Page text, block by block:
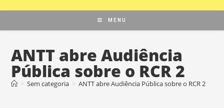
MENU
ANTT abre Audiência
Pública sobre o RCR 2
> Sem categoria > ANTT abre Audiência Pública sobre o RCR 2